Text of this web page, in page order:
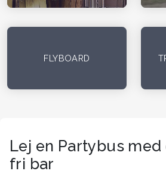
FLYBOARD
Lej en Partybus
fri bar